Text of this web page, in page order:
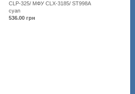
CLP-325/ МФУ CLX-3185/ ST998A
cyan
536.00 грн